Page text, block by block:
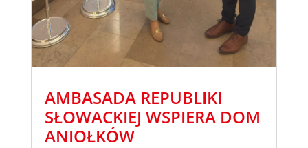
AMBASADA REPUBLIKI
SŁOWACKIEJ WSPIERA DOM
ANIOŁKÓW